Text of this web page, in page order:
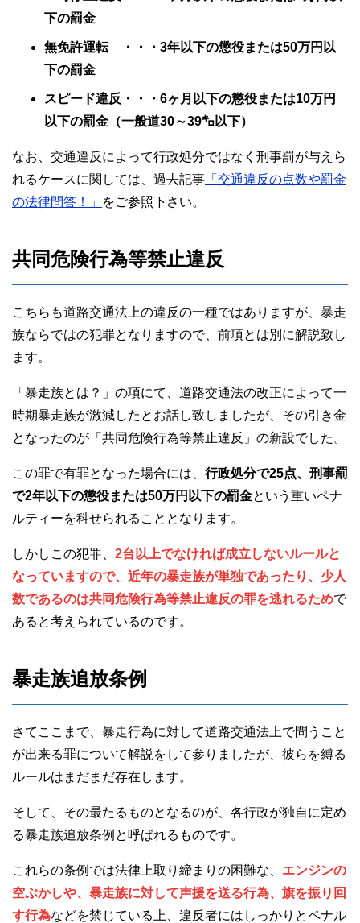
下の罰金
無免許運転 ・・・3年以下の懲役または50万円以
下の罰金
スピード違反・・・6ヶ月以下の懲役または10万円
以下の罰金（一般道30～39㌔以下）
なお、交通違反によって行政処分ではなく刑事罰が与えら
れるケースに関しては、過去記事 「交通違反の点数や罰金
の法律問答！」
をご参照下さい。
共同危険行為等禁止違反
こちらも道路交通法上の違反の一種ではありますが、暴走
族ならではの犯罪となりますので、前項とは別に解説致し
ます。
「暴走族とは？」の項にて、道路交通法の改正によって一
時期暴走族が激減したとお話し致しましたが、その引き金
となったのが「共同危険行為等禁止違反」の新設でした。
この罪で有罪となった場合には、 行政処分で25点、刑事罰
で2年以下の懲役または50万円以下の罰金という重いペナ
ルティーを科せられることとなります。
しかしこの犯罪、 2台以上でなければ成立しないルールと
なっていますので、近年の暴走族が単独であったり、少人
数であるのは共同危険行為等禁止違反の罪を逃れるためで
あると考えられているのです。
暴走族追放条例
さてここまで、暴走行為に対して道路交通法上で問うこと
が出来る罪について解説をして参りましたが、彼らを縛る
ルールはまだまだ存在します。
そして、その最たるものとなるのが、各行政が独自に定め
る暴走族追放条例と呼ばれるものです。
これらの条例では法律上取り締まりの困難な、 エンジンの
空ぶかしや、暴走族に対して声援を送る行為、旗を振り回
す行為などを禁じている上、違反者にはしっかりとペナル